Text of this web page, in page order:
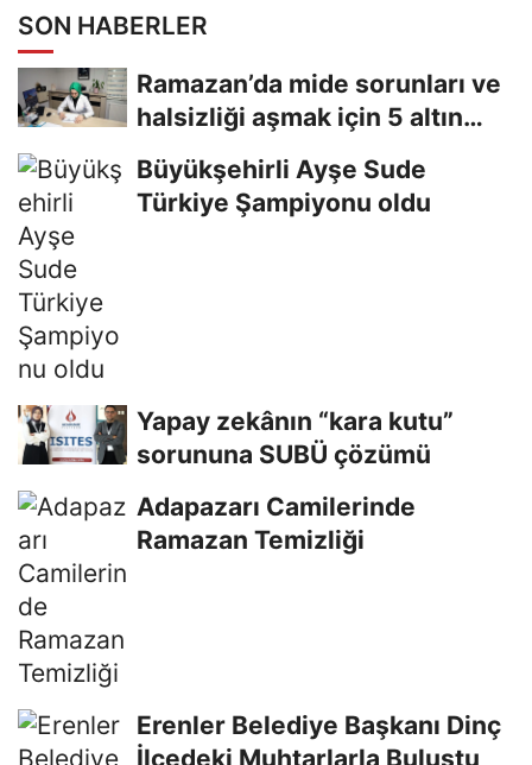
SON HABERLER
Ramazan’da mide sorunları ve
halsizliği aşmak için 5 altın
Büyükşehirli Ayşe Sude
Türkiye Şampiyonu oldu
Yapay zekânın “kara kutu”
sorununa SUBÜ çözümü
Adapazarı Camilerinde
Ramazan Temizliği
Erenler Belediye Başkanı Dinç
İlçedeki Muhtarlarla Buluştu